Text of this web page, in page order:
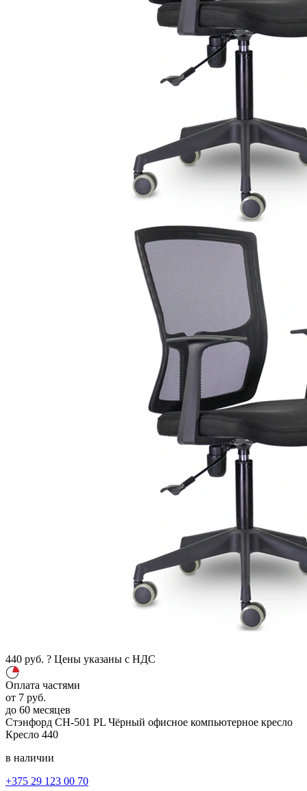
440 руб. ? Цены указаны с НДС
Оплата частями
от 7 руб.
до 60 месяцев
Стэнфорд CH-501 PL Чёрный офисное компьютерное кресло
Кресло 440
в наличии
+375 29 123 00 70